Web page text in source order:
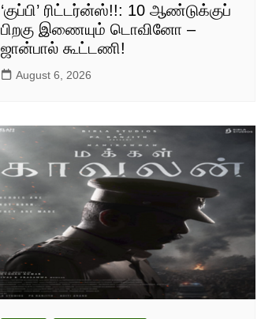
‘குப்பி’ ரிட்டர்ன்ஸ்!!: 10 ஆண்டுக்குப்
பிறகு இணையும் டொவினோ –
ஜான்பால் கூட்டணி!
August 6, 2026